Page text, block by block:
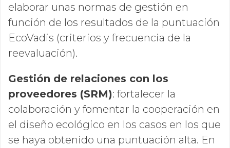
elaborar unas normas de gestión en
función de los resultados de la puntuación
EcoVadis (criterios y frecuencia de la
reevaluación).
Gestión de relaciones con los
proveedores (SRM): fortalecer la
colaboración y fomentar la cooperación en
el diseño ecológico en los casos en los que
se haya obtenido una puntuación alta. En